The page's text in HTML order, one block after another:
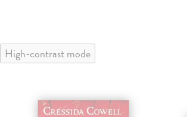
High-contrast mode